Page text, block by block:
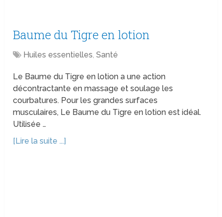
Baume du Tigre en lotion
Huiles essentielles,Santé
Le Baume du Tigre en lotion a une action
décontractante en massage et soulage les
courbatures. Pour les grandes surfaces
musculaires, Le Baume du Tigre en lotion est idéal.
Utilisée …
[Lire la suite ...]